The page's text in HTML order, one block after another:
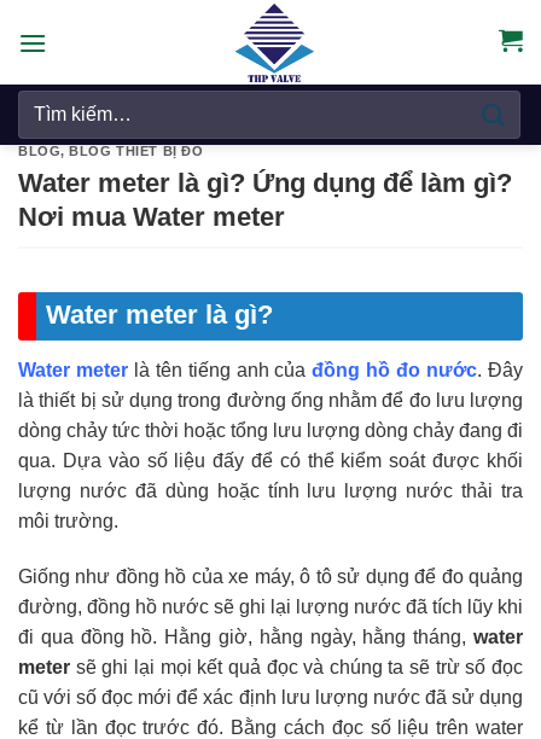
đến
dung
Tìm
BLOG,BLOG THIẾT BỊ ĐO
Water meter là gì? Ứng dụng để làm gì?
Nơi mua Water meter
Water meter là gì?
Water meterlà tên tiếng anh củađồng hồ đo nước. Đây
là thiết bị sử dụng trong đường ống nhằm để đo lưu lượng
dòng chảy tức thời hoặc tổng lưu lượng dòng chảy đang đi
qua. Dựa vào số liệu đấy để có thể kiểm soát được khối
lượng nước đã dùng hoặc tính lưu lượng nước thải tra
môi trường.
Giống như đồng hồ của xe máy, ô tô sử dụng để đo quảng
đường, đồng hồ nước sẽ ghi lại lượng nước đã tích lũy khi
đi qua đồng hồ. Hằng giờ, hằng ngày, hằng tháng, water
meter sẽ ghi lại mọi kết quả đọc và chúng ta sẽ trừ số đọc
cũ với số đọc mới để xác định lưu lượng nước đã sử dụng
kể từ lần đọc trước đó. Bằng cách đọc số liệu trên water